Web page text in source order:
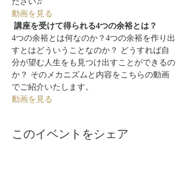
動画を見る
講座を受けて得られる4つの余裕とは？
4つの余裕とは何なのか？4つの余裕を作り出
すとはどういうことなのか？ どうすれば自
分が望む人生をも見つけ出すことができるの
か？ そのメカニズムと内容をこちらの動画
でご紹介いたします。
動画を見る
このイベントをシェア